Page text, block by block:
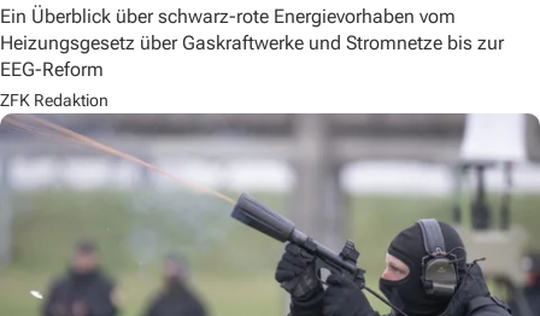
Ein Überblick über schwarz-rote Energievorhaben vom
Heizungsgesetz über Gaskraftwerke und Stromnetze bis zur
EEG-Reform
ZFK Redaktion